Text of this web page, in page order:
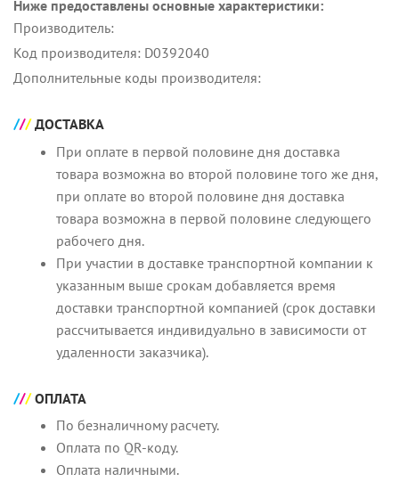
Ниже предоставлены основные характеристики:
Производитель:
Код производителя: D0392040
Дополнительные коды производителя:
ДОСТАВКА
При оплате в первой половине дня доставка
товара возможна во второй половине того же дня,
при оплате во второй половине дня доставка
товара возможна в первой половине следующего
рабочего дня.
При участии в доставке транспортной компании к
указанным выше срокам добавляется время
доставки транспортной компанией (срок доставки
рассчитывается индивидуально в зависимости от
удаленности заказчика).
ОПЛАТА
По безналичному расчету.
Оплата по QR-коду.
Оплата наличными.